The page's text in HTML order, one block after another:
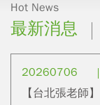
Hot News
最新消息
20260706
【台北張老師